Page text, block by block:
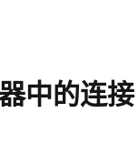
中的连接